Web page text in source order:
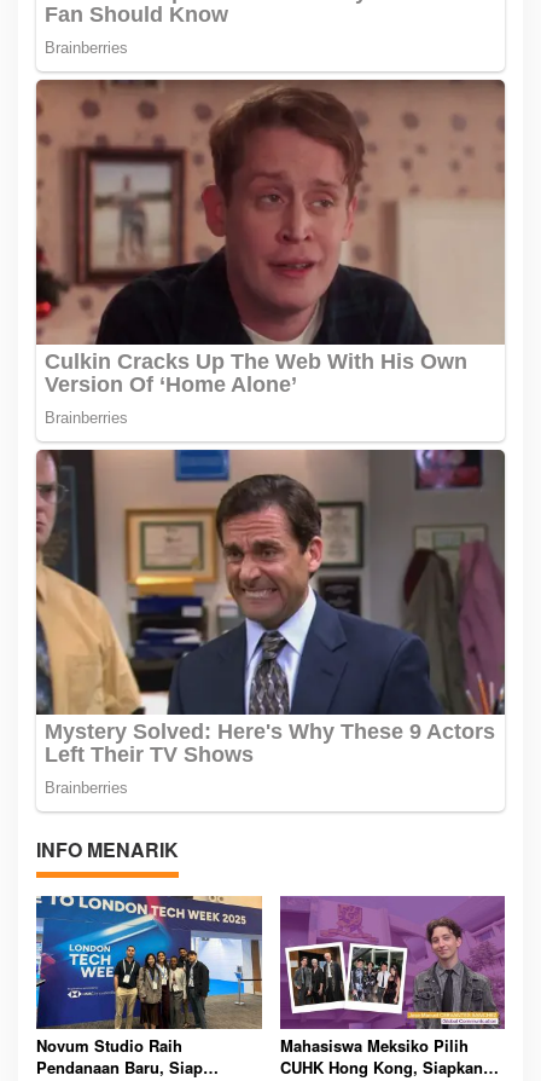
INFO MENARIK
Novum Studio Raih
Pendanaan Baru, Siap
Mahasiswa Meksiko Pilih
CUHK Hong Kong, Siapkan